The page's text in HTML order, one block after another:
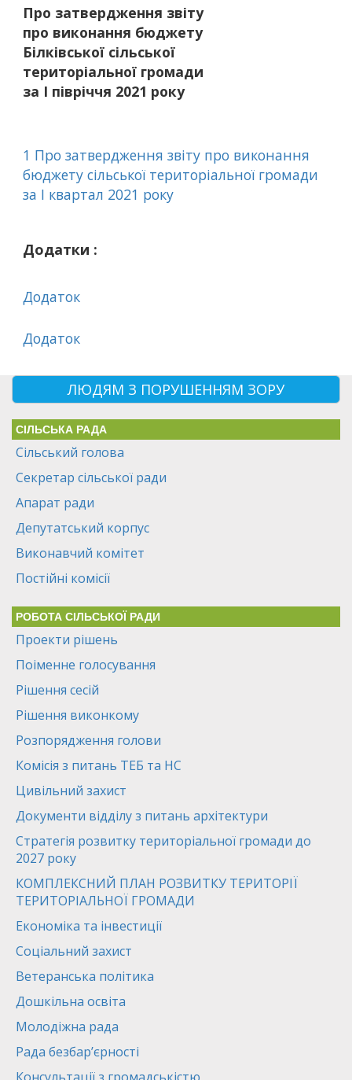
Про затвердження звіту
про виконання бюджету
Білківської сільської
територіальної громади
за І півріччя 2021 року
1 Про затвердження звіту про виконання
бюджету сільської територіальної громади
за І квартал 2021 року
Додатки :
Додаток
Додаток
ЛЮДЯМ З ПОРУШЕННЯМ ЗОРУ
СІЛЬСЬКА РАДА
Сільський голова
Секретар сільської ради
Апарат ради
Депутатський корпус
Виконавчий комітет
Постійні комісії
РОБОТА СІЛЬСЬКОЇ РАДИ
Проекти рішень
Поіменне голосування
Рішення сесій
Рішення виконкому
Розпорядження голови
Комісія з питань ТЕБ та НС
Цивільний захист
Документи відділу з питань архітектури
Стратегія розвитку територіальної громади до
2027 року
КОМПЛЕКСНИЙ ПЛАН РОЗВИТКУ ТЕРИТОРІЇ
ТЕРИТОРІАЛЬНОЇ ГРОМАДИ
Економіка та інвестиції
Соціальний захист
Ветеранська політика
Дошкільна освіта
Молодіжна рада
Рада безбар’єрності